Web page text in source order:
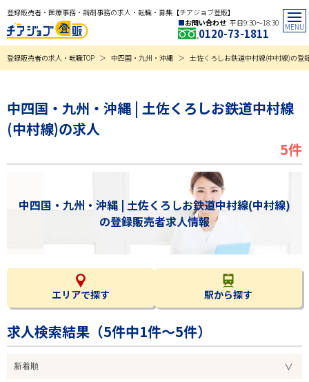
登録販売者・医療事務・調剤事務の求人・転職・募集【チアジョブ登販】
お問い合わせ 平日9:30〜18:30
0120-73-1811
登録販売者の求人・転職TOP 中四国・九州・沖縄 土佐くろしお鉄道中村線(中村線)の登
中四国・九州・沖縄 | 土佐くろしお鉄道中村線
(中村線)の求人
5件
中四国・九州・沖縄 | 土佐くろしお鉄道中村線(中村線)
の登録販売者求人情報
エリアで探す 駅から探す
求人検索結果（5件中1件～5件）